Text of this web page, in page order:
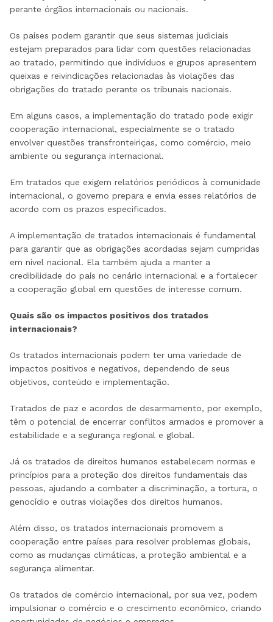
perante órgãos internacionais ou nacionais.
Os países podem garantir que seus sistemas judiciais
estejam preparados para lidar com questões relacionadas
ao tratado, permitindo que indivíduos e grupos apresentem
queixas e reivindicações relacionadas às violações das
obrigações do tratado perante os tribunais nacionais.
Em alguns casos, a implementação do tratado pode exigir
cooperação internacional, especialmente se o tratado
envolver questões transfronteiriças, como comércio, meio
ambiente ou segurança internacional.
Em tratados que exigem relatórios periódicos à comunidade
internacional, o governo prepara e envia esses relatórios de
acordo com os prazos especificados.
A implementação de tratados internacionais é fundamental
para garantir que as obrigações acordadas sejam cumpridas
em nível nacional. Ela também ajuda a manter a
credibilidade do país no cenário internacional e a fortalecer
a cooperação global em questões de interesse comum.
Quais são os impactos positivos dos tratados
internacionais?
Os tratados internacionais podem ter uma variedade de
impactos positivos e negativos, dependendo de seus
objetivos, conteúdo e implementação.
Tratados de paz e acordos de desarmamento, por exemplo,
têm o potencial de encerrar conflitos armados e promover a
estabilidade e a segurança regional e global.
Já os tratados de direitos humanos estabelecem normas e
princípios para a proteção dos direitos fundamentais das
pessoas, ajudando a combater a discriminação, a tortura, o
genocídio e outras violações dos direitos humanos.
Além disso, os tratados internacionais promovem a
cooperação entre países para resolver problemas globais,
como as mudanças climáticas, a proteção ambiental e a
segurança alimentar.
Os tratados de comércio internacional, por sua vez, podem
impulsionar o comércio e o crescimento econômico, criando